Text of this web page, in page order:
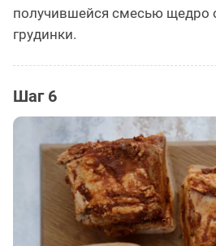
получившейся смесью щедро
грудинки.
Шаг 6